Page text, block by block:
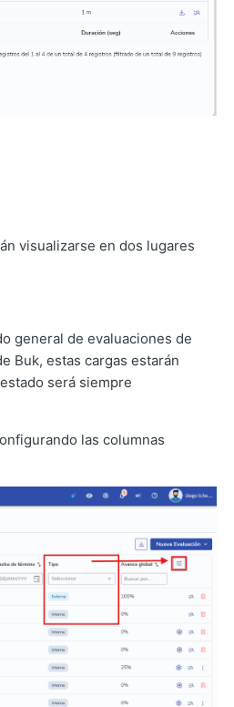
visualizarse en dos lugares
general de evaluaciones de
Buk, estas cargas estarán
será siempre
las columnas